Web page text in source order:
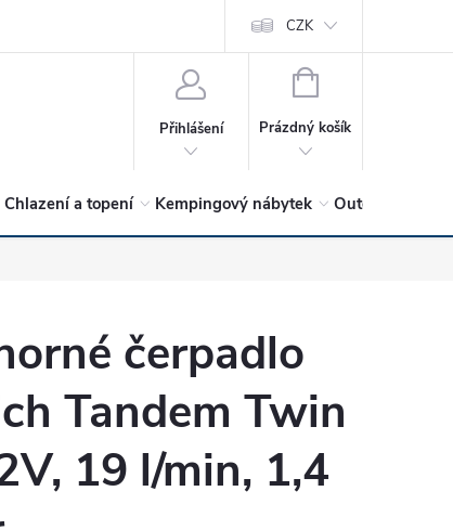
O společnosti Hodnocení obchodu
CZK
Přihlášení
NÁKUPNÍ
Prázdný košík
Chlazení a topení Kempingový nábytek Outdoor a
čerpadlo
Tandem Twin
19 l/min, 1,4